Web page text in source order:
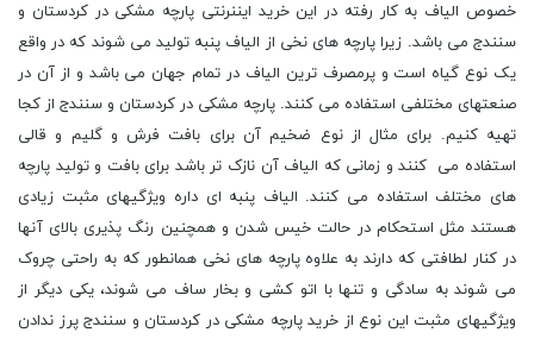
خصوص الیاف به کار رفته در این خرید ایننرنتی پارچه مشکی در کردستان و
سنندج می باشد. زیرا پارچه های نخی از الیاف پنبه تولید می شوند که در واقع
یک نوع گیاه است و پرمصرف ترین الیاف در تمام جهان می باشد و از آن در
صنعتهای مختلفی استفاده می کنند. پارچه مشکی در کردستان و سنندج از کجا
تهیه کنیم. برای مثال از نوع ضخیم آن برای بافت فرش و گلیم و قالی
استفاده می کنند و زمانی که الیاف آن نازک تر باشد برای بافت و تولید پارچه
های مختلف استفاده می کنند. الیاف پنبه ای داره ویژگیهای مثبت زیادی
هستند مثل استحکام در حالت خیس شدن و همچنین رنگ پذیری بالای آنها
در کنار لطافتی که دارند به علاوه پارچه های نخی همانطور که به راحتی چروک
می شوند به سادگی و تنها با اتو کشی و بخار ساف می شوند، یکی دیگر از
ویژگیهای مثبت این نوع از خرید پارچه مشکی در کردستان و سنندج پرز ندادن